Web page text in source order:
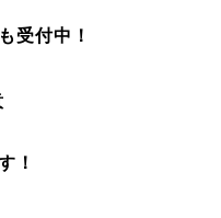
受付中！
！